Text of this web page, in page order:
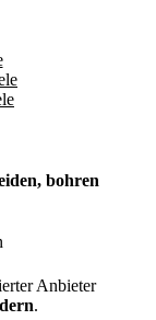
bohren
Anbieter
.